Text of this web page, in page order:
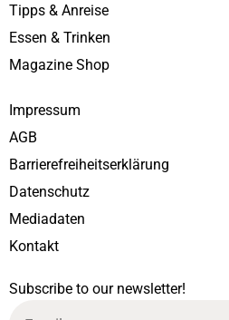
Tipps & Anreise
Essen & Trinken
Magazine Shop
Impressum
AGB
Barrierefreiheitserklärung
Datenschutz
Mediadaten
Kontakt
Subscribe to our newsletter!